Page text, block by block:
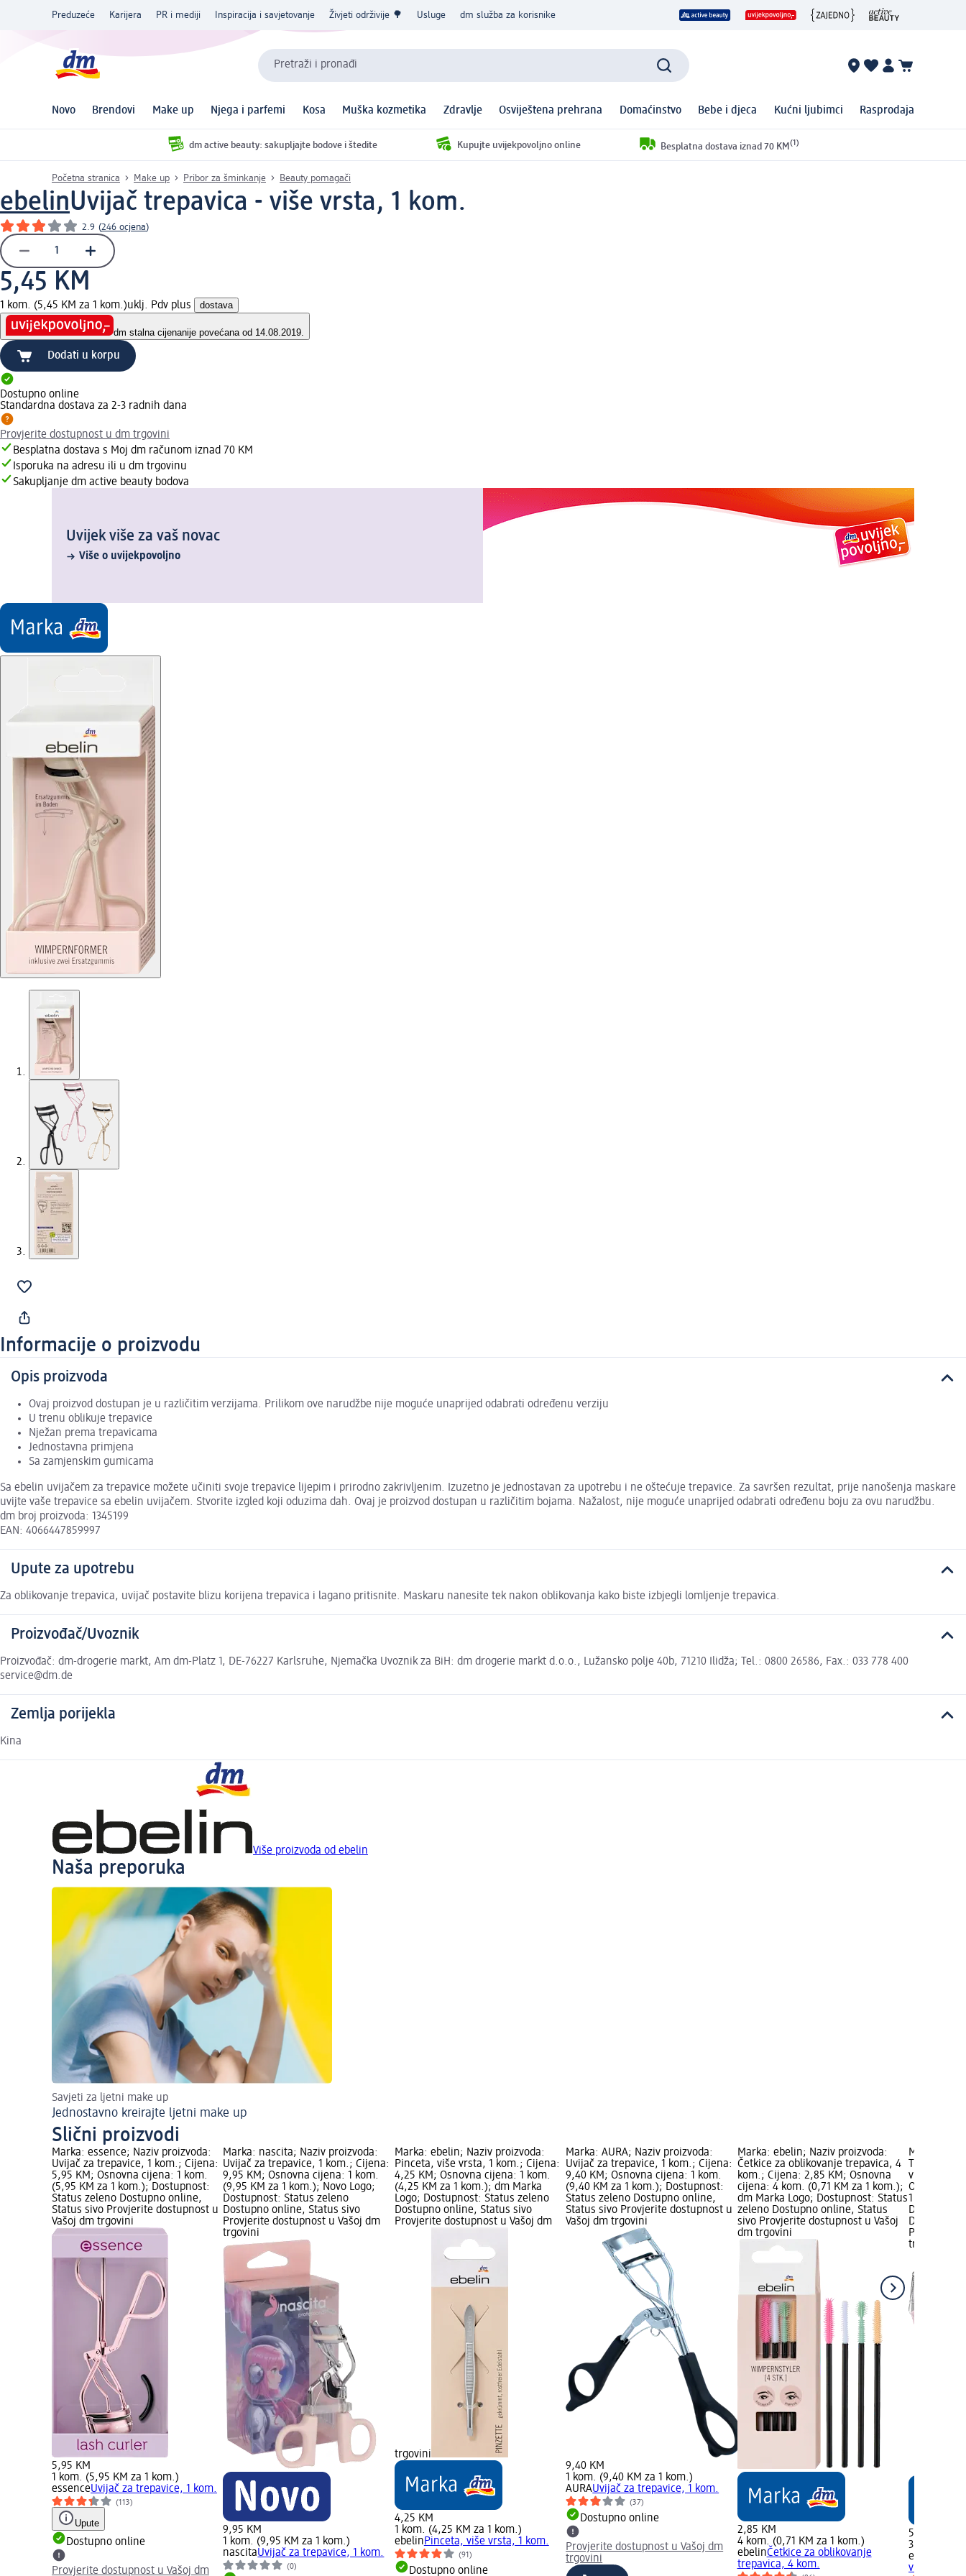
Preduzeće Karijera PR i mediji Inspiracija i savjetovanje Živjeti održivije 🌳 Usluge dm služba za korisnike
Pretraži i pronađi
Novo Brendovi Make up Njega i parfemi Kosa Muška kozmetika Zdravlje Osviještena prehrana Domaćinstvo Bebe i djeca Kućni ljubimci Rasprodaja
dm active beauty: sakupljajte bodove i štedite Kupujte uvijekpovoljno online Besplatna dostava iznad 70 KM (1)
Početna stranica Make up Pribor za šminkanje Beauty pomagači
ebelinUvijač trepavica - više vrsta, 1 kom.
2.9 (246 ocjena)
5,45 KM
1 kom. (5,45 KM za 1 kom.)uklj. Pdv plus dostava
dm stalna cijenanije povećana od 14.08.2019.
Dodati u korpu
Dostupno online
Standardna dostava za 2-3 radnih dana
Provjerite dostupnost u dm trgovini
Besplatna dostava s Moj dm računom iznad 70 KM
Isporuka na adresu ili u dm trgovinu
Sakupljanje dm active beauty bodova
Uvijek više za vaš novac
Više o uvijekpovoljno
Informacije o proizvodu
Opis proizvoda
Ovaj proizvod dostupan je u različitim verzijama. Prilikom ove narudžbe nije moguće unaprijed odabrati određenu verziju
U trenu oblikuje trepavice
Nježan prema trepavicama
Jednostavna primjena
Sa zamjenskim gumicama
Sa ebelin uvijačem za trepavice možete učiniti svoje trepavice lijepim i prirodno zakrivljenim. Izuzetno je jednostavan za upotrebu i ne oštećuje trepavice. Za savršen rezultat, prije nanošenja maskare
uvijte vaše trepavice sa ebelin uvijačem. Stvorite izgled koji oduzima dah. Ovaj je proizvod dostupan u različitim bojama. Nažalost, nije moguće unaprijed odabrati određenu boju za ovu narudžbu.
dm broj proizvoda: 1345199
EAN: 4066447859997
Upute za upotrebu
Za oblikovanje trepavica, uvijač postavite blizu korijena trepavica i lagano pritisnite. Maskaru nanesite tek nakon oblikovanja kako biste izbjegli lomljenje trepavica.
Proizvođač/Uvoznik
Proizvođač: dm-drogerie markt, Am dm-Platz 1, DE-76227 Karlsruhe, Njemačka Uvoznik za BiH: dm drogerie markt d.o.o., Lužansko polje 40b, 71210 Ilidža; Tel.: 0800 26586, Fax.: 033 778 400
service@dm.de
Zemlja porijekla
Kina
Više proizvoda od ebelin
Naša preporuka
Savjeti za ljetni make up
Jednostavno kreirajte ljetni make up
Slični proizvodi
Marka: essence; Naziv proizvoda:
Uvijač za trepavice, 1 kom.; Cijena:
5,95 KM; Osnovna cijena: 1 kom.
(5,95 KM za 1 kom.); Dostupnost:
Status zeleno Dostupno online,
Status sivo Provjerite dostupnost u
Vašoj dm trgovini
5,95 KM
1 kom. (5,95 KM za 1 kom.)
essenceUvijač za trepavice, 1 kom.
(113)
Upute
Dostupno online
Provjerite dostupnost u Vašoj dm
Marka: nascita; Naziv proizvoda:
Uvijač za trepavice, 1 kom.; Cijena:
9,95 KM; Osnovna cijena: 1 kom.
(9,95 KM za 1 kom.); Novo Logo;
Dostupnost: Status zeleno
Dostupno online, Status sivo
Provjerite dostupnost u Vašoj dm
trgovini
9,95 KM
1 kom. (9,95 KM za 1 kom.)
nascitaUvijač za trepavice, 1 kom.
(0)
Marka: ebelin; Naziv proizvoda:
Pinceta, više vrsta, 1 kom.; Cijena:
4,25 KM; Osnovna cijena: 1 kom.
(4,25 KM za 1 kom.); dm Marka
Logo; Dostupnost: Status zeleno
Dostupno online, Status sivo
Provjerite dostupnost u Vašoj dm
trgovini
4,25 KM
1 kom. (4,25 KM za 1 kom.)
ebelinPinceta, više vrsta, 1 kom.
(91)
Dostupno online
Marka: AURA; Naziv proizvoda:
Uvijač za trepavice, 1 kom.; Cijena:
9,40 KM; Osnovna cijena: 1 kom.
(9,40 KM za 1 kom.); Dostupnost:
Status zeleno Dostupno online,
Status sivo Provjerite dostupnost u
Vašoj dm trgovini
9,40 KM
1 kom. (9,40 KM za 1 kom.)
AURAUvijač za trepavice, 1 kom.
(37)
Dostupno online
Provjerite dostupnost u Vašoj dm
trgovini
Marka: ebelin; Naziv proizvoda:
Četkice za oblikovanje trepavica, 4
kom.; Cijena: 2,85 KM; Osnovna
cijena: 4 kom. (0,71 KM za 1 kom.);
dm Marka Logo; Dostupnost: Status
zeleno Dostupno online, Status
sivo Provjerite dostupnost u Vašoj
dm trgovini
2,85 KM
4 kom. (0,71 KM za 1 kom.)
ebelinČetkice za oblikovanje
trepavica, 4 kom.
Marka:
Trimer za
vrsta, 3
Osnovna
1 kom.);
Dostupno
Provjerite
trgovini
5,35 KM
3 kom.
ebelin
više vrsta,